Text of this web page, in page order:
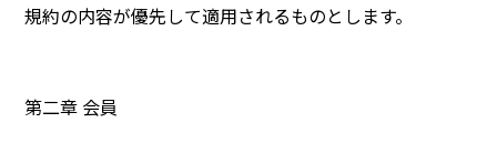
規約の内容が優先して適用されるものとします。
第二章 会員